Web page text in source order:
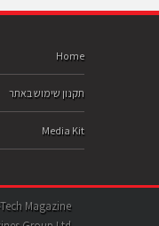
Home
תקנון שימוש באתר
Media Kit